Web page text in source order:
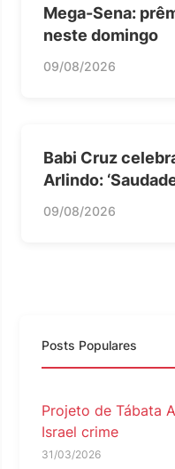
Mega-Sena:
neste domingo
09/08/2026
Babi Cruz
Arlindo:
09/08/2026
Posts Populares
Projeto de Tábata
Israel crime
31/03/2026